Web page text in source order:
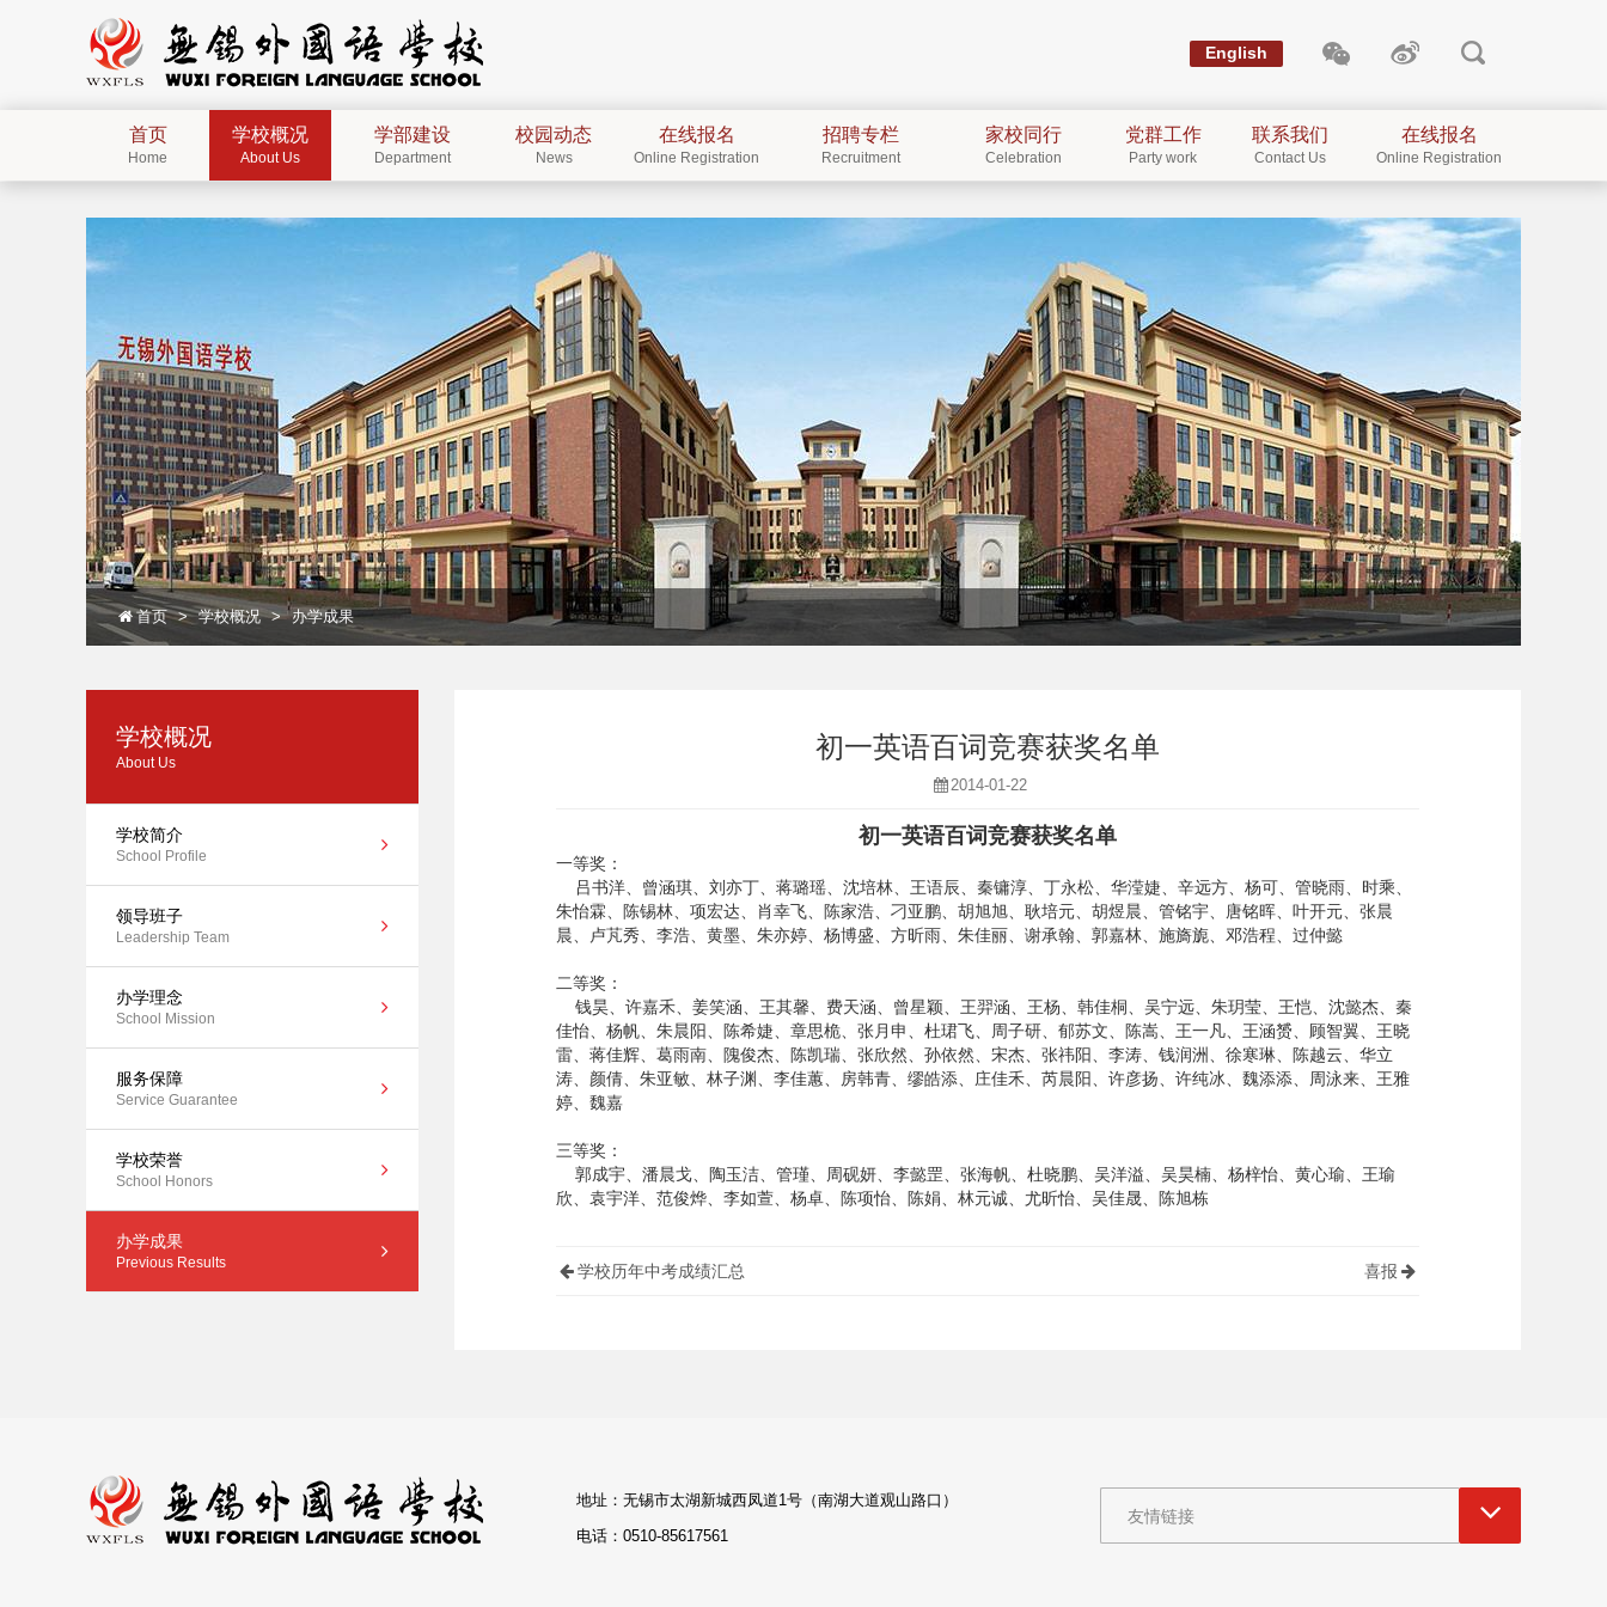
English
首页
Home
学校概况
About Us
学部建设
Department
校园动态
News
在线报名
Online Registration
招聘专栏
Recruitment
家校同行
Celebration
党群工作
Party work
联系我们
Contact Us
在线报名
Online Registration
首页 学校概况 办学成果
学校概况
About Us
学校简介
School Profile
领导班子
Leadership Team
办学理念
School Mission
服务保障
Service Guarantee
学校荣誉
School Honors
办学成果
Previous Results
初一英语百词竞赛获奖名单
2014-01-22
初一英语百词竞赛获奖名单
一等奖：
吕书洋、曾涵琪、刘亦丁、蒋璐瑶、沈培林、王语辰、秦镛淳、丁永松、华滢婕、辛远方、杨可、管晓雨、时乘、
朱怡霖、陈锡林、项宏达、肖幸飞、陈家浩、刁亚鹏、胡旭旭、耿培元、胡煜晨、管铭宇、唐铭晖、叶开元、张晨
晨、卢芃秀、李浩、黄墨、朱亦婷、杨博盛、方昕雨、朱佳丽、谢承翰、郭嘉林、施旖旎、邓浩程、过仲懿
二等奖：
钱昊、许嘉禾、姜笑涵、王其馨、费天涵、曾星颖、王羿涵、王杨、韩佳桐、吴宁远、朱玥莹、王恺、沈懿杰、秦
佳怡、杨帆、朱晨阳、陈希婕、章思桅、张月申、杜珺飞、周子研、郁苏文、陈嵩、王一凡、王涵赟、顾智翼、王晓
雷、蒋佳辉、葛雨南、隗俊杰、陈凯瑞、张欣然、孙依然、宋杰、张祎阳、李涛、钱润洲、徐寒琳、陈越云、华立
涛、颜倩、朱亚敏、林子渊、李佳蕙、房韩青、缪皓添、庄佳禾、芮晨阳、许彦扬、许纯冰、魏添添、周泳来、王雅
婷、魏嘉
三等奖：
郭成宇、潘晨戈、陶玉洁、管瑾、周砚妍、李懿罡、张海帆、杜晓鹏、吴洋溢、吴昊楠、杨梓怡、黄心瑜、王瑜
欣、袁宇洋、范俊烨、李如萱、杨卓、陈项怡、陈娟、林元诚、尤昕怡、吴佳晟、陈旭栋
学校历年中考成绩汇总 喜报
地址：无锡市太湖新城西凤道1号（南湖大道观山路口）
电话：0510-85617561
友情链接